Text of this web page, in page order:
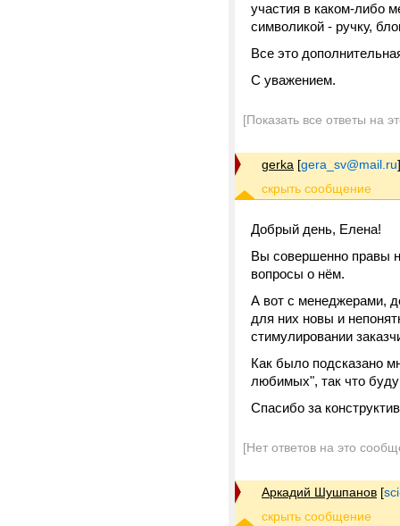
участия в каком-либо
символикой - ручку,
Все это
С уважением.
[Показать все ответы на
gerka [gera_sv@mail.ru]
Добрый день, Елена!
Вы совершенно правы
вопросы о нём.
А вот с менеджерами,
для них новы и
стимулировании
Как было подсказано
любимых", так что
Спасибо за
[Нет ответов на это
Аркадий Шушпанов [